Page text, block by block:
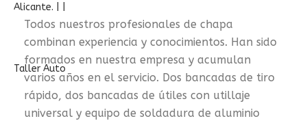
Todos nuestros profesionales de chapa
combinan experiencia y conocimientos. Han sido
formados en nuestra empresa y acumulan
varios años en el servicio. Dos bancadas de tiro
rápido, dos bancadas de útiles con utillaje
universal y equipo de soldadura de aluminio